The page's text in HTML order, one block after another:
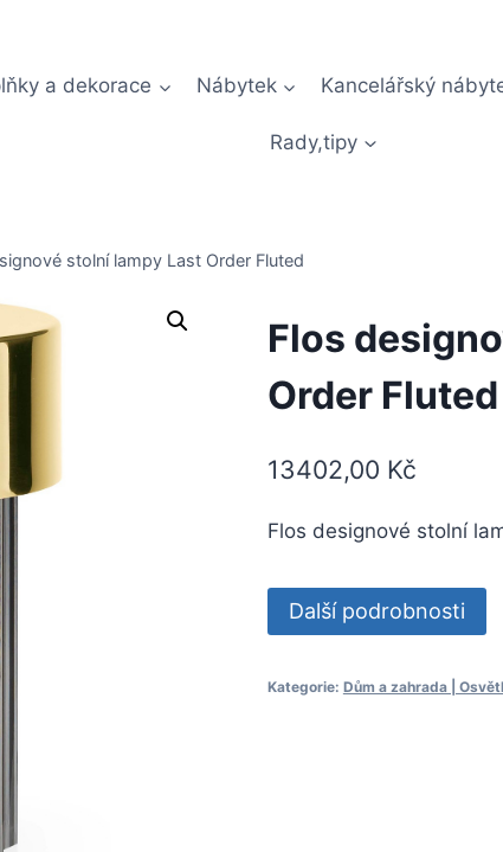
a dekorace Nábytek Kancelářský
Rady,tipy
stolní lampy Last Order Fluted
Flos
Order Fluted
13402,00 Kč
Flos designové stolní
Další podrobnosti
Kategorie: Dům a zahrada |